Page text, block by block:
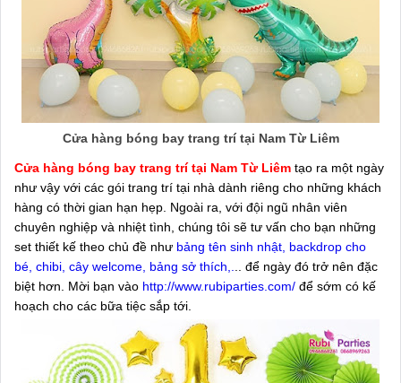
Cửa hàng bóng bay trang trí tại Nam Từ Liêm
Cửa hàng bóng bay trang trí tại Nam Từ Liêm tạo ra một ngày
như vậy với các gói trang trí tại nhà dành riêng cho những khách
hàng có thời gian hạn hẹp. Ngoài ra, với đội ngũ nhân viên
chuyên nghiệp và nhiệt tình, chúng tôi sẽ tư vấn cho bạn những
set thiết kế theo chủ đề như bảng tên sinh nhật, backdrop cho
bé, chibi, cây welcome, bảng sở thích,.
.. để ngày đó trở nên đặc
biệt hơn. Mời bạn vào http://www.rubiparties.com/ để sớm có kế
hoạch cho các bữa tiệc sắp tới.